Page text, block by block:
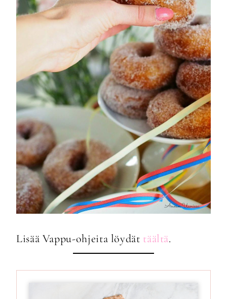
Lisää Vappu-ohjeita löydät täältä.